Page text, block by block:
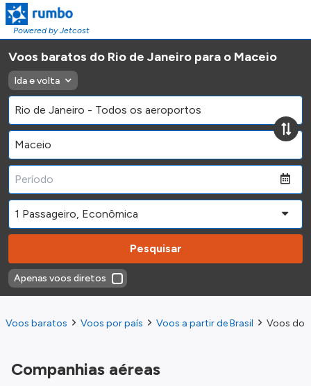
Powered by Jetcost
Voos baratos do Rio de Janeiro para o Maceio
Ida e volta
Pesquisar
Apenas voos diretos
Voos baratos Voos por país Voos a partir de Brasil Voos do
Companhias aéreas